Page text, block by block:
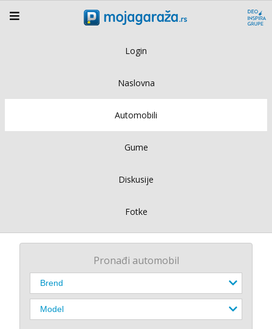
Login
Naslovna
Automobili
Gume
Diskusije
Fotke
Pronađi automobil